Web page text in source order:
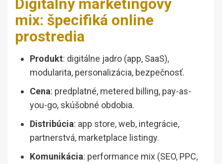
Digitálny marketingový
mix: špecifiká online
prostredia
Produkt: digitálne jadro (app, SaaS),
modularita, personalizácia, bezpečnosť.
Cena: predplatné, metered billing, pay-as-
you-go, skúšobné obdobia.
Distribúcia: app store, web, integrácie,
partnerstvá, marketplace listingy.
Komunikácia: performance mix (SEO, PPC,